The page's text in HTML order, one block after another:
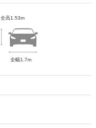
全高1.53m
全幅1.7m